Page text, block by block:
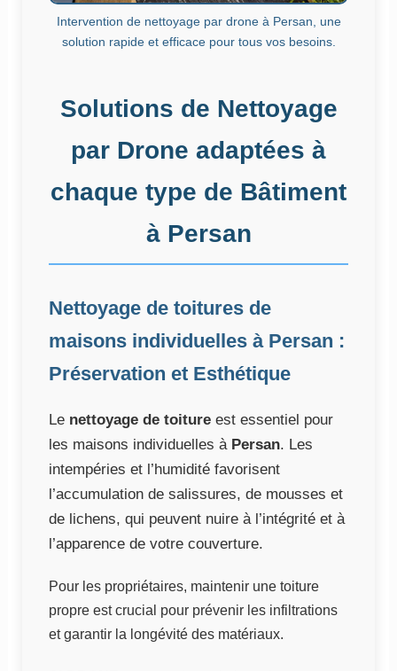
Intervention de nettoyage par drone à Persan, une
solution rapide et efficace pour tous vos besoins.
Solutions de Nettoyage
par Drone adaptées à
chaque type de Bâtiment
à Persan
Nettoyage de toitures de
maisons individuelles à Persan :
Préservation et Esthétique
Le nettoyage de toitureest essentiel pour
les maisons individuelles à Persan. Les
intempéries et l’humidité favorisent
l’accumulation de salissures, de mousses et
de lichens, qui peuvent nuire à l’intégrité et à
l’apparence de votre couverture.
Pour les propriétaires, maintenir une toiture
propre est crucial pour prévenir les infiltrations
et garantir la longévité des matériaux.